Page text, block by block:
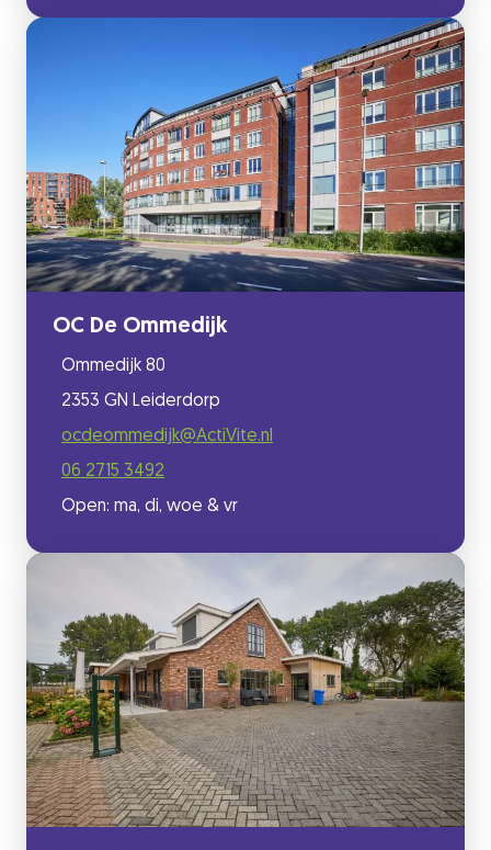
OC De Ommedijk
Ommedijk 80
2353 GN Leiderdorp
ocdeommedijk@ActiVite.nl
06 2715 3492
Open: ma, di, woe & vr